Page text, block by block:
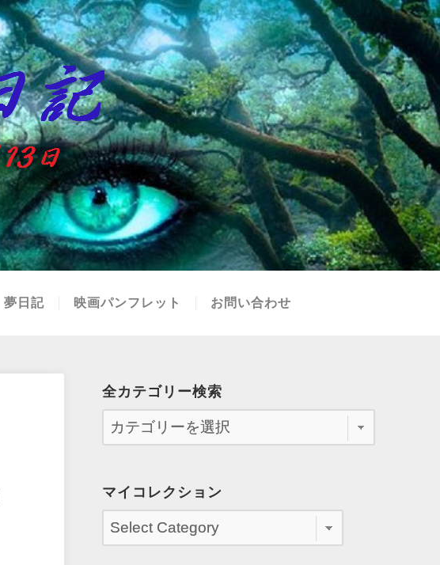
夢日記 映画パンフレット お問い合わせ
全カテゴリー検索
マイコレクション